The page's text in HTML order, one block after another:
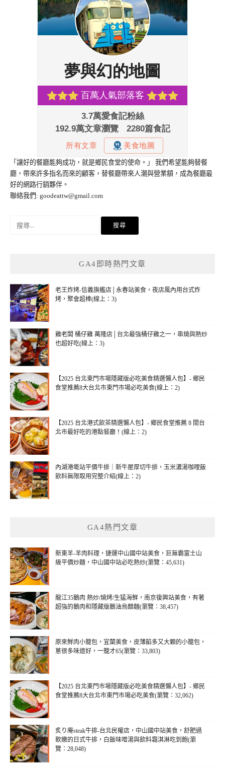
「讓好的餐廳能夠成功，就是鄉民食堂的使命。」 我們希望能夠替餐
廳，帶來許多指名而來的顧客，替餐廳帶來人潮與營業額，成為餐廳最
好的網路行銷夥伴。
聯絡我們: goodeattw@gmail.com
GA4即時熱門文章
老王炸烤-信義旗艦店│永春站美食，夜店風內用台式炸
烤，聚會超棒(線上：3)
雞老闆 桶仔雞 萬隆店│台北最強桶仔雞之一，串燒與熱炒
也超好吃(線上：3)
【2025 台北東門市場隱藏版必吃美食精選懶人包】- 鄉民
食堂推薦8大台北市東門市場必吃美食(線上：2)
【2025 台北港式飲茶精選懶人包】- 鄉民食堂推薦 8 間台
北市最好吃的港點餐廳！(線上：2)
內湖港墘站平價牛排｜新牛屋厚切牛排，玉米濃湯咖哩飯
飲料無限取用完整介紹(線上：2)
GA4熱門文章
新東羊-羊肉料理，捷運中山國中站美食，巨無霸富士山
級平價炒麵，中山國中站必吃熱炒(瀏覽：45,631)
龍江35鵝肉 熱炒/燒烤/生猛海鮮，南京復興站美食，有著
超強的鵝肉和隱藏版鵝油烏醋麵(瀏覽：38,457)
原來鮮肉小籠包，宜蘭美食，皮薄餡多又大顆的小籠包，
蔥很多味道好，一籠才65(瀏覽：33,803)
【2025 台北東門市場隱藏版必吃美食精選懶人包】- 鄉民
食堂推薦8大台北市東門市場必吃美食(瀏覽：32,062)
炙り庵steak牛排-台北民權店，中山國中站美食，舒肥過
軟嫩的日式牛排，白飯味噌湯與飲料霜淇淋吃到飽(瀏
覽：28,048)